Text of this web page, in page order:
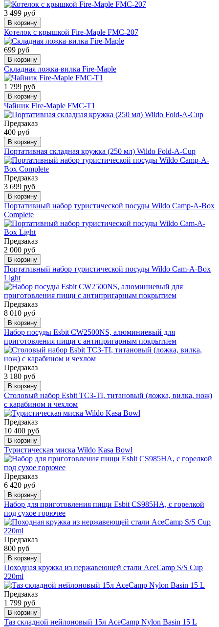
3 499 руб
В корзину
Котелок с крышкой Fire-Maple FMC-207
699 руб
В корзину
Складная ложка-вилка Fire-Maple
1 799 руб
В корзину
Чайник Fire-Maple FMC-T1
Предзаказ
400 руб
В корзину
Портативная складная кружка (250 мл) Wildo Fold-A-Cup
Предзаказ
3 699 руб
В корзину
Портативный набор туристической посуды Wildo Camp-A-Box
Complete
Предзаказ
2 000 руб
В корзину
Портативный набор туристической посуды Wildo Cam-A-Box
Light
Предзаказ
8 010 руб
В корзину
Набор посуды Esbit CW2500NS, алюминиевый для
приготовления пищи с антипригарным покрытием
Предзаказ
3 180 руб
В корзину
Столовый набор Esbit TC3-TI, титановый (ложка, вилка, нож)
с карабином и чехлом
Предзаказ
10 400 руб
В корзину
Туристическая миска Wildo Kasa Bowl
Предзаказ
6 420 руб
В корзину
Набор для приготовления пищи Esbit CS985HA, с горелкой
под сухое горючее
Предзаказ
800 руб
В корзину
Походная кружка из нержавеющей стали AceCamp S/S Cup
220ml
Предзаказ
1 799 руб
В корзину
Таз складной нейлоновый 15л AceCamp Nylon Basin 15 L